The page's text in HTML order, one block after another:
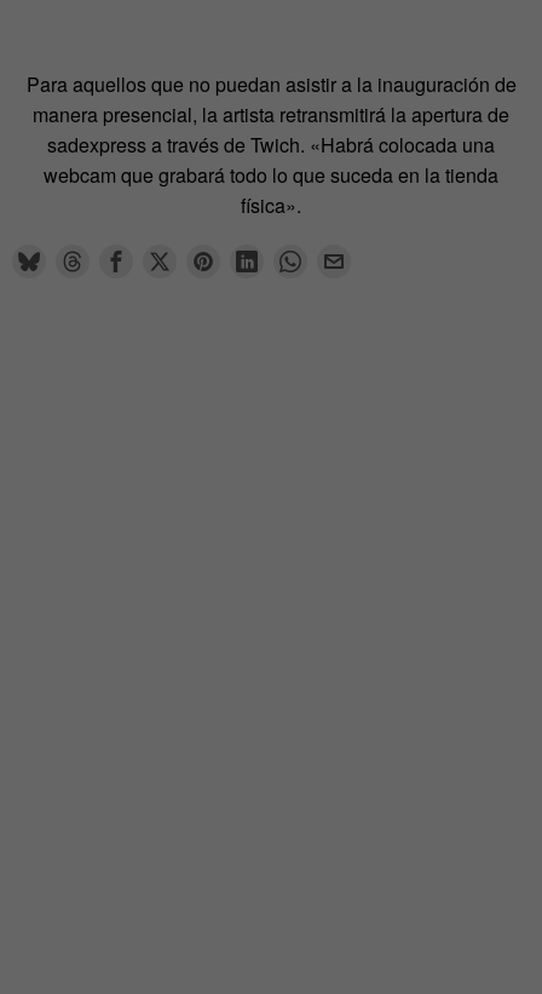
Para aquellos que no puedan asistir a la inauguración de
manera presencial, la artista retransmitirá la apertura de
sadexpress a través de Twich. «Habrá colocada una
webcam que grabará todo lo que suceda en la tienda
física».